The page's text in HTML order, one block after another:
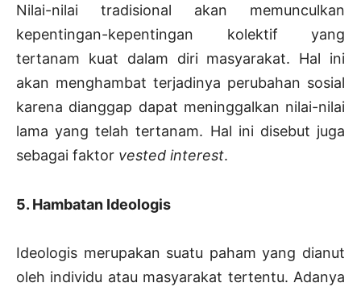
Nilai-nilai tradisional akan memunculkan
kepentingan-kepentingan kolektif yang
tertanam kuat dalam diri masyarakat. Hal ini
akan menghambat terjadinya perubahan sosial
karena dianggap dapat meninggalkan nilai-nilai
lama yang telah tertanam. Hal ini disebut juga
sebagai faktor vested interest.
5. Hambatan Ideologis
Ideologis merupakan suatu paham yang dianut
oleh individu atau masyarakat tertentu. Adanya